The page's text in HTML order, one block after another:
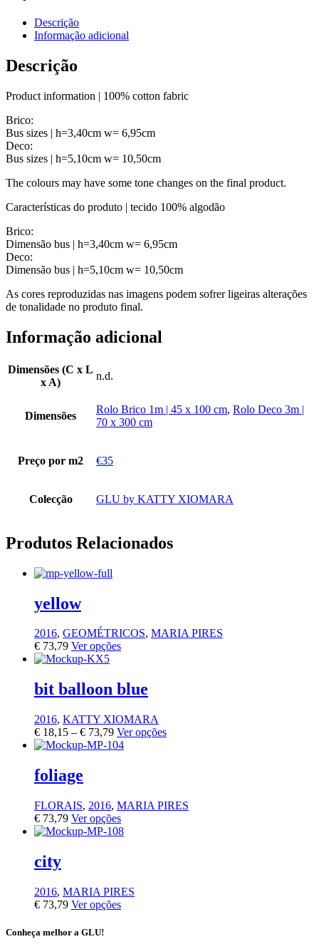
Descrição
Informação adicional
Descrição
Product information | 100% cotton fabric
Brico:
Bus sizes | h=3,40cm w= 6,95cm
Deco:
Bus sizes | h=5,10cm w= 10,50cm
The colours may have some tone changes on the final product.
Características do produto | tecido 100% algodão
Brico:
Dimensão bus | h=3,40cm w= 6,95cm
Deco:
Dimensão bus | h=5,10cm w= 10,50cm
As cores reproduzidas nas imagens podem sofrer ligeiras alterações
de tonalidade no produto final.
Informação adicional
Dimensões (C x L
x A)
n.d.
Dimensões
Rolo Brico 1m | 45 x 100 cm, Rolo Deco 3m |
70 x 300 cm
Preço por m2 €35
Colecção GLU by KATTY XIOMARA
Produtos Relacionados
yellow
2016, GEOMÉTRICOS, MARIA PIRES
€ 73,79 Ver opções
bit balloon blue
2016, KATTY XIOMARA
€ 18,15 – € 73,79 Ver opções
foliage
FLORAIS, 2016, MARIA PIRES
€ 73,79 Ver opções
city
2016, MARIA PIRES
€ 73,79 Ver opções
Conheça melhor a GLU!